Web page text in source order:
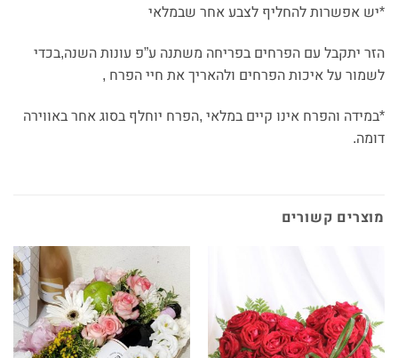
*יש אפשרות להחליף לצבע אחר שבמלאי
הזר יתקבל עם הפרחים בפריחה משתנה ע”פ עונות השנה,בכדי
לשמור על איכות הפרחים ולהאריך את חיי הפרח ,
*במידה והפרח אינו קיים במלאי ,הפרח יוחלף בסוג אחר באווירה
דומה.
מוצרים קשורים